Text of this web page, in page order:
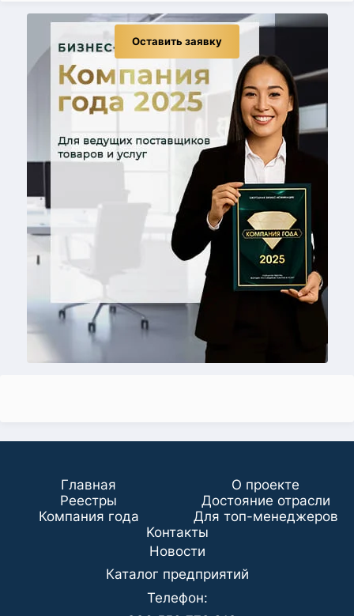
Оставить заявку
Главная
О проекте
Реестры
Достояние отрасли
Компания года
Для топ-менеджеров
Koнтaкты
Новости
Каталог предприятий
Телефон: